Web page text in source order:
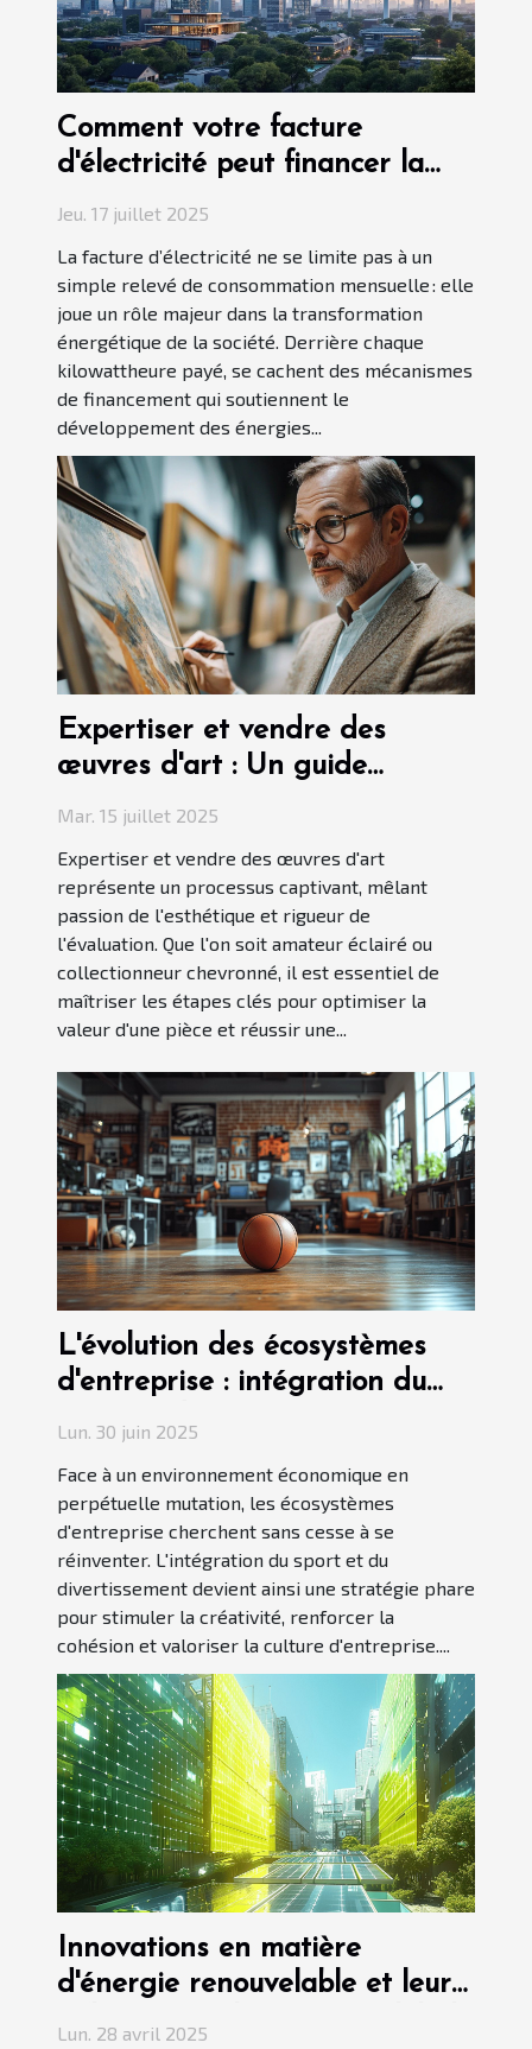
Comment votre facture
d'électricité peut financer la
Jeu. 17 juillet 2025
La facture d’électricité ne se limite pas à un
simple relevé de consommation mensuelle : elle
joue un rôle majeur dans la transformation
énergétique de la société. Derrière chaque
kilowattheure payé, se cachent des mécanismes
de financement qui soutiennent le
développement des énergies...
Expertiser et vendre des
œuvres d'art : Un guide
Mar. 15 juillet 2025
Expertiser et vendre des œuvres d'art
représente un processus captivant, mêlant
passion de l'esthétique et rigueur de
l'évaluation. Que l'on soit amateur éclairé ou
collectionneur chevronné, il est essentiel de
maîtriser les étapes clés pour optimiser la
valeur d'une pièce et réussir une...
L'évolution des écosystèmes
d'entreprise : intégration du
Lun. 30 juin 2025
Face à un environnement économique en
perpétuelle mutation, les écosystèmes
d'entreprise cherchent sans cesse à se
réinventer. L'intégration du sport et du
divertissement devient ainsi une stratégie phare
pour stimuler la créativité, renforcer la
cohésion et valoriser la culture d'entreprise....
Innovations en matière
d'énergie renouvelable et leur
influence sur l'économie globale
Lun. 28 avril 2025